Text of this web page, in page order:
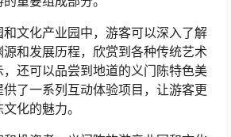
文化产业园中，游客可以深入了解
和发展历程，欣赏到各种传统艺术
还可以品尝到地道的义门陈特色美
了一系列互动体验项目，让游客更
化的魅力。